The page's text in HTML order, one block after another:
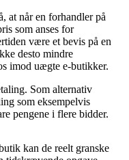
at når en forhandler på
som anses for
være et bevis på en
desto mindre
imod uægte e-butikker.
Som alternativ
som eksempelvis
pengene i flere bidder.
kan de reelt granske